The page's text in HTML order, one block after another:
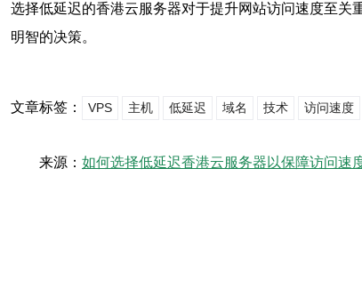
选择低延迟的香港云服务器对于提升网站访问速度至
明智的决策。
文章标签： VPS 主机 低延迟 域名 技术 访问速度
来源： 如何选择低延迟香港云服务器以保障访问速